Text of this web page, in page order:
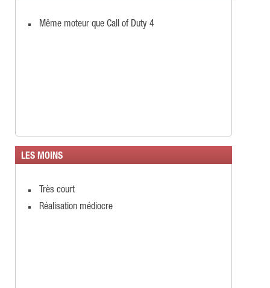
Même moteur que Call of Duty 4
LES MOINS
Très court
Réalisation médiocre